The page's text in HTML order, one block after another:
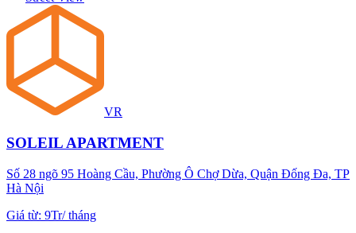
VR
SOLEIL APARTMENT
Số 28 ngõ 95 Hoàng Cầu, Phường Ô Chợ Dừa, Quận Đống Đa, TP
Hà Nội
Giá từ: 9Tr/tháng